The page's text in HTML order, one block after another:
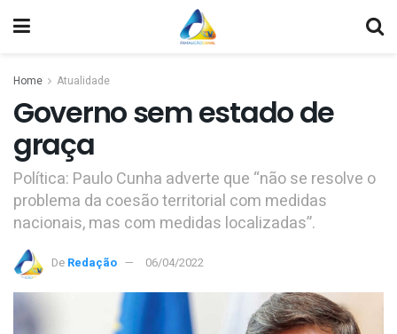
Home Atualidade
Governo sem estado de
graça
Política: Paulo Cunha adverte que “não se resolve o
problema da coesão territorial com medidas
nacionais, mas com medidas localizadas”.
De Redação 06/04/2022